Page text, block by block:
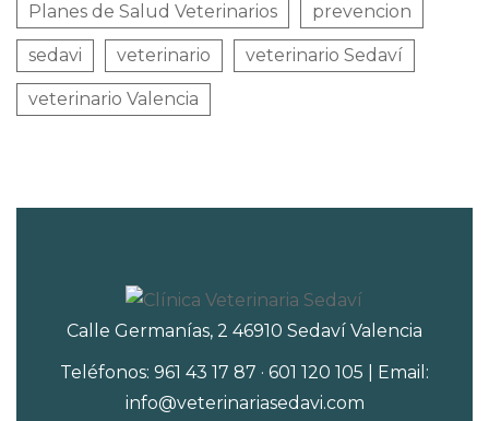
Planes de Salud Veterinarios prevencion
sedavi veterinario veterinario Sedaví
veterinario Valencia
Calle Germanías, 2 46910 Sedaví Valencia
Teléfonos: 961 43 17 87 · 601 120 105 | Email:
info@veterinariasedavi.com